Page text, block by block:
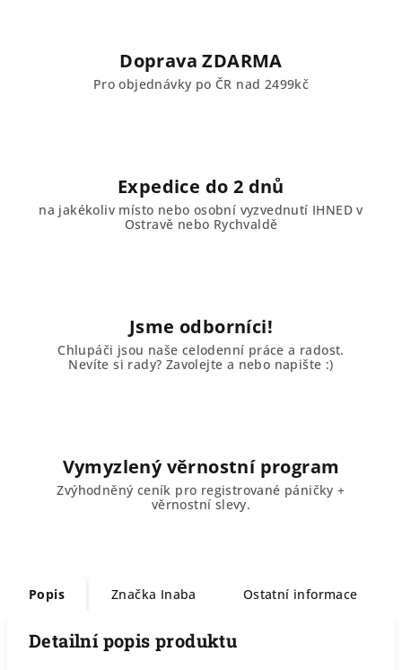
Doprava ZDARMA
Pro objednávky po ČR nad 2499kč
Expedice do 2 dnů
na jakékoliv místo nebo osobní vyzvednutí IHNED v
Ostravě nebo Rychvaldě
Jsme odborníci!
Chlupáči jsou naše celodenní práce a radost.
Nevíte si rady? Zavolejte a nebo napište :)
Vymyzlený věrnostní program
Zvýhodněný ceník pro registrované páničky +
věrnostní slevy.
Popis Značka Inaba Ostatní informace
Detailní popis produktu